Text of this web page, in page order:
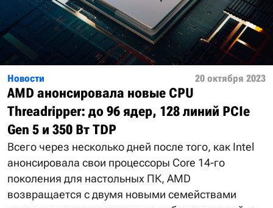
Новости 20 октября 2023
AMD анонсировала новые CPU
Threadripper: до 96 ядер, 128 линий PCIe
Gen 5 и 350 Вт TDP
Всего через несколько дней после того, как Intel
анонсировала свои процессоры Core 14-го
поколения для настольных ПК, AMD
возвращается с двумя новыми семействами